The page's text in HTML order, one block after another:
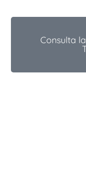
Consulta